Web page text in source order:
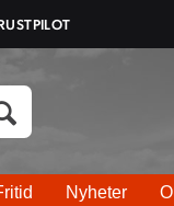
Nyheter